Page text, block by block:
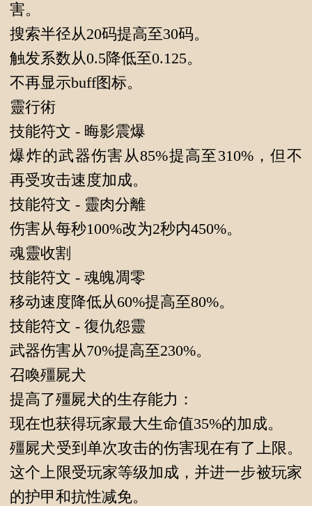
害。
搜索半径从20码提高至30码。
触发系数从0.5降低至0.125。
不再显示buff图标。
靈行術
技能符文 - 晦影震爆
爆炸的武器伤害从85%提高至310%，但不
再受攻击速度加成。
技能符文 - 靈肉分離
伤害从每秒100%改为2秒内450%。
魂靈收割
技能符文 - 魂魄凋零
移动速度降低从60%提高至80%。
技能符文 - 復仇怨靈
武器伤害从70%提高至230%。
召喚殭屍犬
提高了殭屍犬的生存能力：
现在也获得玩家最大生命值35%的加成。
殭屍犬受到单次攻击的伤害现在有了上限。
这个上限受玩家等级加成，并进一步被玩家
的护甲和抗性减免。